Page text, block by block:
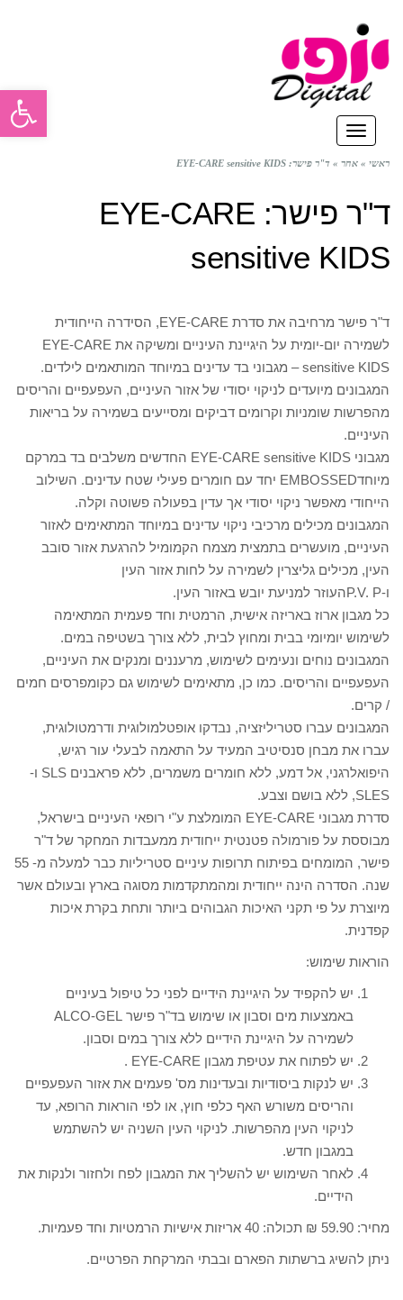
תפריט
ראשי » אחר » ד"ר פישר: EYE-CARE sensitive KIDS
ד"ר פישר: EYE-CARE
sensitive KIDS
ד"ר פישר מרחיבה את סדרת EYE-CARE, הסידרה הייחודית
לשמירה יום-יומית על היגיינת העיניים ומשיקה את EYE-CARE
sensitive KIDS – מגבוני בד עדינים במיוחד המותאמים לילדים.
המגבונים מיועדים לניקוי יסודי של אזור העיניים, העפעפיים והריסים
מהפרשות שומניות וקרומים דביקים ומסייעים בשמירה על בריאות
העיניים.
מגבוני EYE-CARE sensitive KIDS החדשים משלבים בד במרקם
מיוחדEMBOSSED יחד עם חומרים פעילי שטח עדינים. השילוב
הייחודי מאפשר ניקוי יסודי אך עדין בפעולה פשוטה וקלה.
המגבונים מכילים מרכיבי ניקוי עדינים במיוחד המתאימים לאזור
העיניים, מועשרים בתמצית מצמח הקמומיל להרגעת אזור סובב
העין, מכילים גליצרין לשמירה על לחות אזור העין
ו-P.V. Pהעוזר למניעת יובש באזור העין.
כל מגבון ארוז באריזה אישית, הרמטית וחד פעמית המתאימה
לשימוש יומיומי בבית ומחוץ לבית, ללא צורך בשטיפה במים.
המגבונים נוחים ונעימים לשימוש, מרעננים ומנקים את העיניים,
העפעפיים והריסים. כמו כן, מתאימים לשימוש גם כקומפרסים חמים
/ קרים.
המגבונים עברו סטריליזציה, נבדקו אופטלמולוגית ודרמטולוגית,
עברו את מבחן סנסיטיב המעיד על התאמה לבעלי עור רגיש,
היפואלרגני, אל דמע, ללא חומרים משמרים, ללא פראבנים SLS ו-
SLES, ללא בושם וצבע.
סדרת מגבוני EYE-CARE המומלצת ע"י רופאי העיניים בישראל,
מבוססת על פורמולה פטנטית ייחודית ממעבדות המחקר של ד"ר
פישר, המומחים בפיתוח תרופות עיניים סטריליות כבר למעלה מ- 55
שנה. הסדרה הינה ייחודית ומהמתקדמות מסוגה בארץ ובעולם אשר
מיוצרת על פי תקני האיכות הגבוהים ביותר ותחת בקרת איכות
קפדנית.
הוראות שימוש:
יש להקפיד על היגיינת הידיים לפני כל טיפול בעיניים
באמצעות מים וסבון או שימוש בד"ר פישר ALCO-GEL
לשמירה על היגיינת הידיים ללא צורך במים וסבון.
יש לפתוח את עטיפת מגבון EYE-CARE .
יש לנקות ביסודיות ובעדינות מס' פעמים את אזור העפעפיים
והריסים משורש האף כלפי חוץ, או לפי הוראות הרופא, עד
לניקוי העין מהפרשות. לניקוי העין השניה יש להשתמש
במגבון חדש.
לאחר השימוש יש להשליך את המגבון לפח ולחזור ולנקות את
הידיים.
מחיר: 59.90 ₪ תכולה: 40 אריזות אישיות הרמטיות וחד פעמיות.
ניתן להשיג ברשתות הפארם ובבתי המרקחת הפרטיים.
פתח